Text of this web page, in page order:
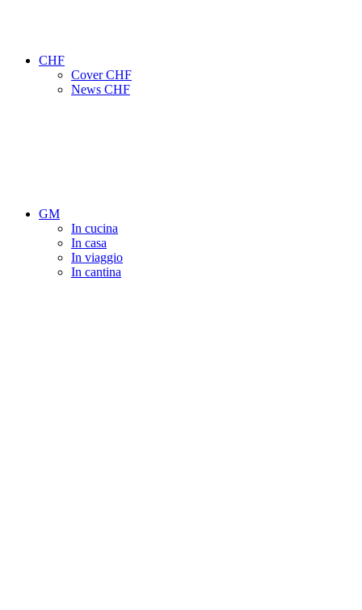
CHF
Cover CHF
News CHF
GM
In cucina
In casa
In viaggio
In cantina